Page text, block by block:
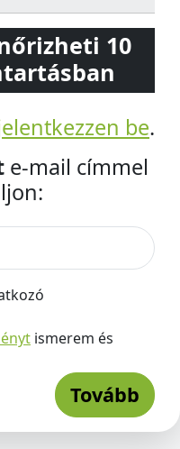
10
be.
e-mail címmel
ismerem és
Tovább